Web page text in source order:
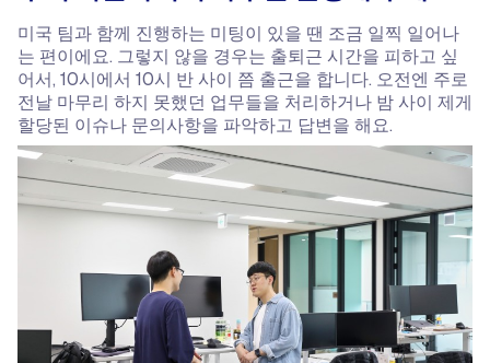
미국 팀과 함께 진행하는 미팅이 있을 땐 조금 일찍 일어나
는 편이에요. 그렇지 않을 경우는 출퇴근 시간을 피하고 싶
어서, 10시에서 10시 반 사이 쯤 출근을 합니다. 오전엔 주로
전날 마무리 하지 못했던 업무들을 처리하거나 밤 사이 제게
할당된 이슈나 문의사항을 파악하고 답변을 해요.